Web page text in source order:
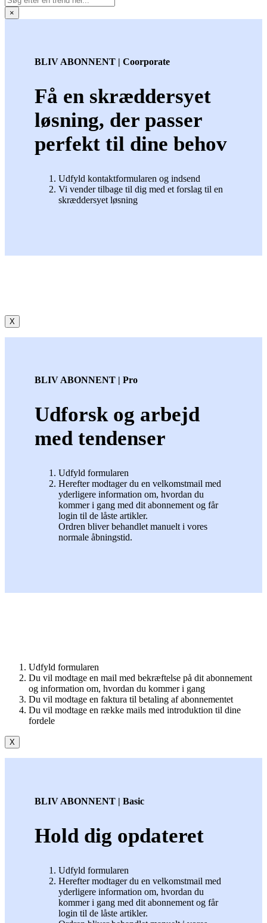
×
BLIV ABONNENT | Coorporate
Få en skræddersyet
løsning, der passer
perfekt til dine behov
Udfyld kontaktformularen og indsend
Vi vender tilbage til dig med et forslag til en
skræddersyet løsning
X
BLIV ABONNENT | Pro
Udforsk og arbejd
med tendenser
Udfyld formularen
Herefter modtager du en velkomstmail med
yderligere information om, hvordan du
kommer i gang med dit abonnement og får
login til de låste artikler.
Ordren bliver behandlet manuelt i vores
normale åbningstid.
Udfyld formularen
Du vil modtage en mail med bekræftelse på dit abonnement
og information om, hvordan du kommer i gang
Du vil modtage en faktura til betaling af abonnementet
Du vil modtage en række mails med introduktion til dine
fordele
X
BLIV ABONNENT | Basic
Hold dig opdateret
Udfyld formularen
Herefter modtager du en velkomstmail med
yderligere information om, hvordan du
kommer i gang med dit abonnement og får
login til de låste artikler.